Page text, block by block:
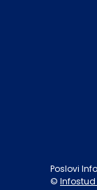
Poslovi
© Infostud